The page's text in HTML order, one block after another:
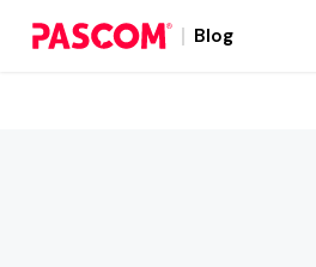
Blog